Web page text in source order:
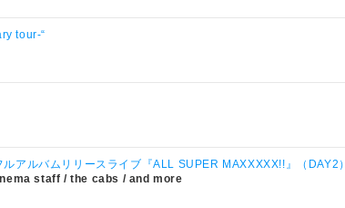
tour-“
アルバムリリースライブ『ALL SUPER MAXXXXX!!』（DAY2）
staff / the cabs / and more